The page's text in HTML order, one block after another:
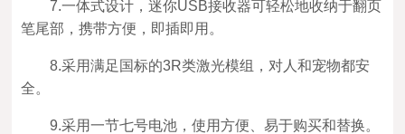
7.一体式设计，迷你USB接收器可轻松地收纳于翻页
笔尾部，携带方便，即插即用。
8.采用满足国标的3R类激光模组，对人和宠物都安
全。
9.采用一节七号电池，使用方便、易于购买和替换。